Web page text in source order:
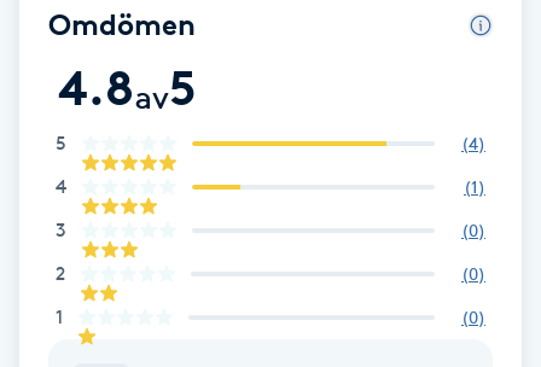
Bottenfärg
Brynformning
Brynfärgning
Omdömen
4.8av5
5 (4)
4 (1)
3 (0)
2 (0)
1 (0)